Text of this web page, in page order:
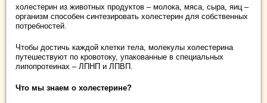
холестерин из животных продуктов – молока, мяса, сыра, яиц –
организм способен синтезировать холестерин для собственных
потребностей.
Чтобы достичь каждой клетки тела, молекулы холестерина
путешествуют по кровотоку, упакованные в специальных
липопротеинах – ЛПНП и ЛПВП.
Что мы знаем о холестерине?